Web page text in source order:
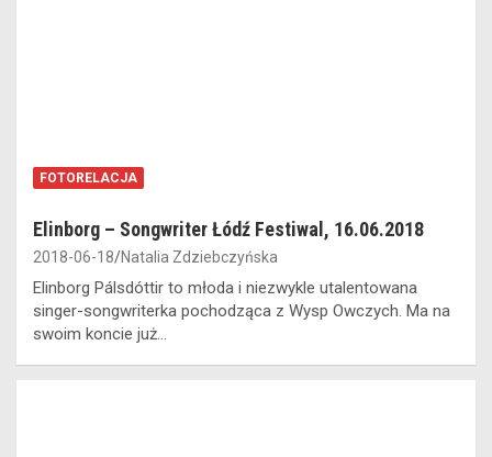
FOTORELACJA
Elinborg – Songwriter Łódź Festiwal, 16.06.2018
2018-06-18 Natalia Zdziebczyńska
Elinborg Pálsdóttir to młoda i niezwykle utalentowana
singer-songwriterka pochodząca z Wysp Owczych. Ma na
swoim koncie już…